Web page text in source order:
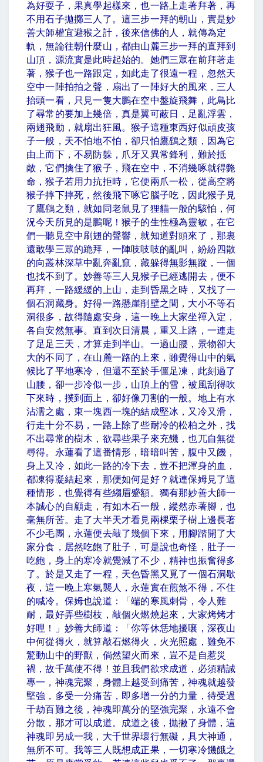
為好耍子，果真學起樣來，也一路上走著拜著，再
不用石子拋擲三人了。這三步一拜的朝山，實是妙
善大師權宜避猴之計，後來信佛的人，就傳為定
軌，無論往朝什麼山，都由山麓三步一拜的直拜到
山頂，源流實是此時起始的。她們三眾在前拜著走
著，猴子也一路跟定，如此走了很遠一程，忽然天
空中一陣拍拍之聲，扇出了一陣好大的風來，三人
抬頭一看，只見一隻大鵬在空中盤旋飛舞，此鳥比
了尋常的要加上幾倍，真是翼可蔽日，足亂浮雲，
兩翅飛動，就扇出狂風。猴子這種東西好似頑皮孩
子一般，天不怕地不怕，卻只怕鷹鷂之類，因為它
由上而下，不易防躲，爪牙又異常鋒利，難於抵
敵，它們擒住了猴子，飛在空中，不消幾啄就得斃
命，猴子若用力抗拒時，它便兩爪一松，從高空將
猴子摔下摔死，然後飛下啄它腦子吃，因此猴子見
了鷹鷂之類，就如同老鼠見了狸貓一般的駭怕，何
況今天所見的是鵬呢！猴子的生性極為靈敏，在它
們一聽見空中刷翅的聲響，就知道對頭來了，那裏
還敢學三眾的跪拜，一陣吱吱吱的亂叫，紛紛四散
的向叢林深草中亂奔亂竄，藏躲得無影無蹤，一個
也找不到了。妙善等三人見猴子已經逃開去，便不
再拜，一路緩緩的上山，走到昏黑之時，又找了一
個石洞藏身。好得一路懸崖削壁之間，大小不等石
洞很多，故得隨處安身，這一晚上大家坐禪入定，
各自安然無事。直到次日清晨，重又上路，一連走
了足足三天，才算走到半山。一過山腰，景物卻大
大的不同了，在山麓一路的上來，雖覺得山中的氣
候比了平地寒冷，但還不至於手僵足凍，此刻過了
山腰，卻一步冷似一步，山頂上的雪，被風刮得吹
下來時，撲到面上，卻好像刀割的一般。地上有水
沾濡之處，東一塊西一塊的結成堅冰，又冷又滑，
行走十分不易，一路上除了些耐冷的松柏之外，找
不出尋常的樹木，欲尋些果子來充饑，也兀自無從
尋得。永蓮看了這番情形，暗暗叫苦，腹中又饑，
身上又冷，如此一路的冷下去，豈不把渾身的血，
都凍得凝結起來，那便如何是好？就連保姆見了這
種情形，也覺得有些縐眉蹙額。獨有那妙善大師一
本誠心的自顧走，有如木石一般，縱然赤著腳，也
毫無所苦。走了大半天才看見兩棵栗子樹上邊長著
不少毛團，永蓮便去敲了幾個下來，用腳踏開了大
家分食，居然吃飽了肚子，可是說也奇怪，肚子一
吃飽，身上的寒冷就覺減了不少，精神也振奮得多
了。於是又走了一程，天色昏黑又覓了一個石洞歇
夜，這一晚上寒氣襲人，永蓮實在煎煞不得，不住
的喊冷。保姆也說道：「端的寒風刺骨，令人難
耐，最好弄些樹枝，敲個火燃燒起來，大家烤烤才
好哩！」妙善大師道：「你等休恁地擾嚷，深夜山
中何從得火，就算敲石燃得火，火光照處，難免不
驚動山中的野獸，倘然望火而來，豈不是自惹災
禍，故千萬使不得！並且我們欲求成道，必須精誠
專一，神魂完聚，身體上越受到痛苦，神魂就越發
堅強，多受一分痛苦，即多增一分的力量，待受過
千劫百難之後，神魂即萬分的堅強完聚，永遠不會
分散，那才可以成道。成道之後，拋撇了身體，這
神魂即另成一我，大千世界環行無礙，具大神通，
無所不可。我等三人既想成正果，一切寒冷饑餓之